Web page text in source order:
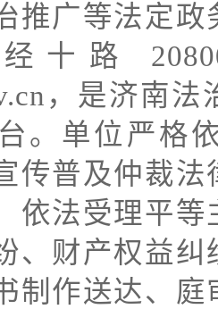
推广等法定
十路
，是济南
。单位严格
传普及仲裁
依法受理平
、财产权益
制作送达、